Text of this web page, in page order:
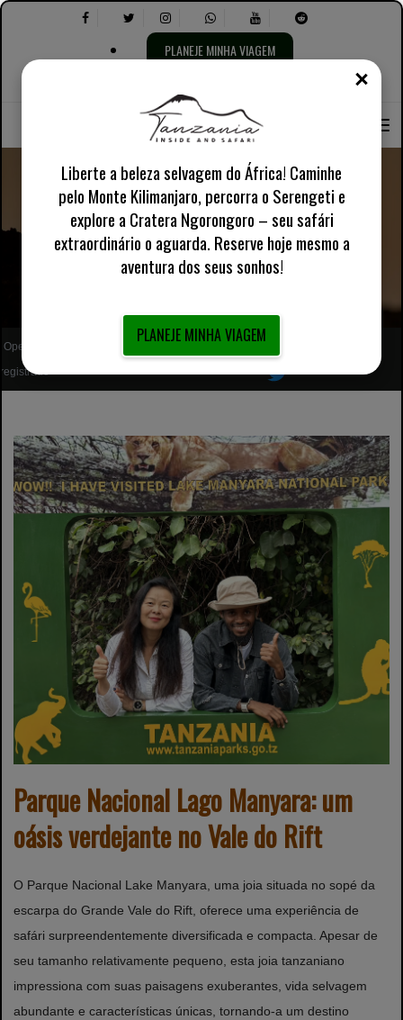
PLANEJE MINHA VIAGEM
seguinte:
Informações Práticas
Parque Nacional do Lago Manyara
Operador turístico local africano totalmente
registrado
Parque Nacional Lago Manyara: um
oásis verdejante no Vale do Rift
O Parque Nacional Lake Manyara, uma joia situada no sopé da
escarpa do Grande Vale do Rift, oferece uma experiência de
safári surpreendentemente diversificada e compacta. Apesar de
seu tamanho relativamente pequeno, esta joia tanzaniano
impressiona com suas paisagens exuberantes, vida selvagem
abundante e características únicas, tornando-a um destino
Liberte a beleza selvagem do África! Caminhe
pelo Monte Kilimanjaro, percorra o Serengeti e
explore a Cratera Ngorongoro – seu safári
extraordinário o aguarda. Reserve hoje mesmo a
aventura dos seus sonhos!
PLANEJE MINHA VIAGEM